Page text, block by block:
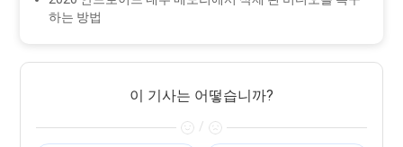
하는 방법
이 기사는 어떻습니까?
/